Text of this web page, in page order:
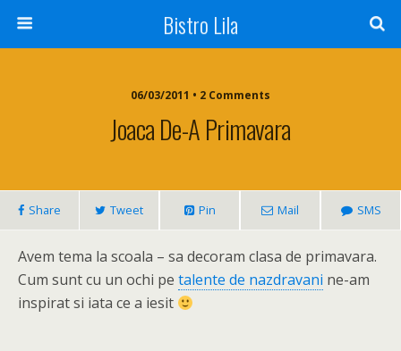
Bistro Lila
06/03/2011 • 2 Comments
Joaca De-A Primavara
Share Tweet Pin Mail SMS
Avem tema la scoala – sa decoram clasa de primavara.
Cum sunt cu un ochi pe talente de nazdravani ne-am
inspirat si iata ce a iesit